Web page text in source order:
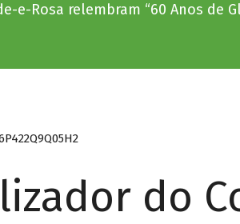
e-Rosa relembram “60 Anos de
do